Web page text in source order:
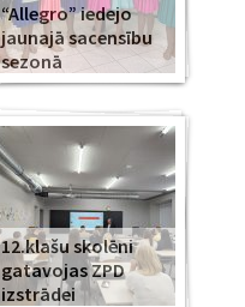
“Allegro” iedejo
jaunajā sacensību
sezonā
12.klašu skolēni
gatavojas ZPD
izstrādei